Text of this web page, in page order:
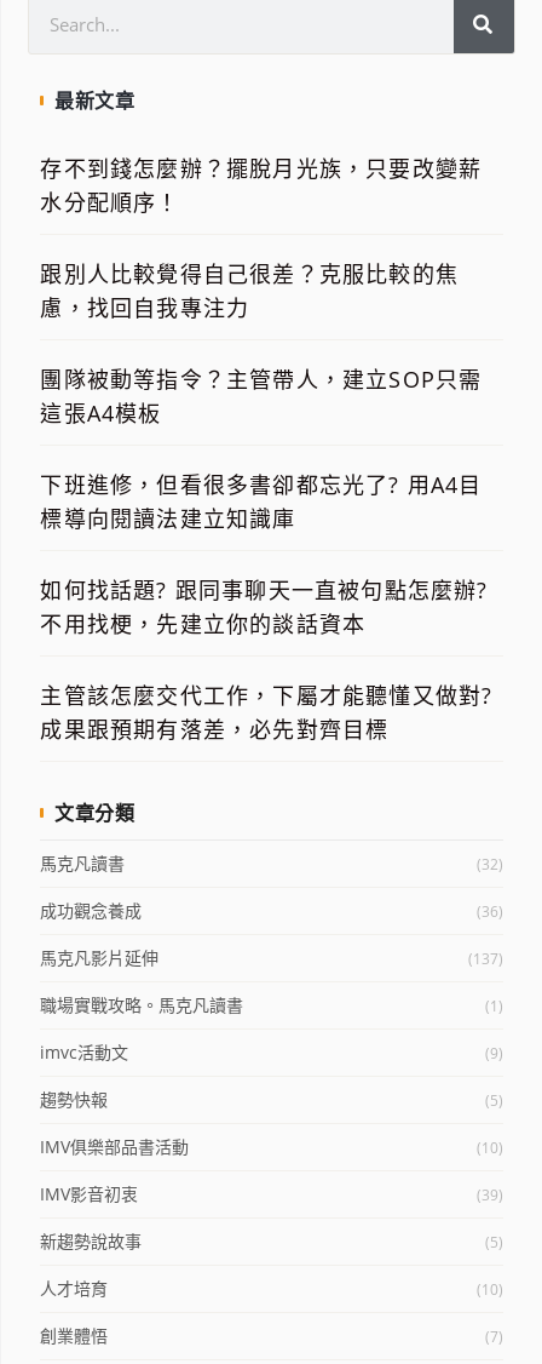
最新文章
存不到錢怎麼辦？擺脫月光族，只要改變薪
水分配順序！
跟別人比較覺得自己很差？克服比較的焦
慮，找回自我專注力
團隊被動等指令？主管帶人，建立SOP只需
這張A4模板
下班進修，但看很多書卻都忘光了? 用A4目
標導向閱讀法建立知識庫
如何找話題? 跟同事聊天一直被句點怎麼辦?
不用找梗，先建立你的談話資本
主管該怎麼交代工作，下屬才能聽懂又做對?
成果跟預期有落差，必先對齊目標
文章分類
馬克凡讀書 (32)
成功觀念養成 (36)
馬克凡影片延伸 (137)
職場實戰攻略。馬克凡讀書 (1)
imvc活動文 (9)
趨勢快報 (5)
IMV俱樂部品書活動 (10)
IMV影音初衷 (39)
新趨勢說故事 (5)
人才培育 (10)
創業體悟 (7)